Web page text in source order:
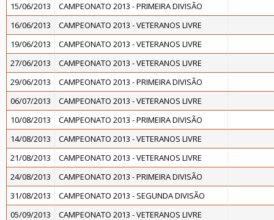
15/06/2013
CAMPEONATO 2013 - PRIMEIRA DIVISÃO
16/06/2013
CAMPEONATO 2013 - VETERANOS LIVRE
19/06/2013
CAMPEONATO 2013 - VETERANOS LIVRE
27/06/2013
CAMPEONATO 2013 - VETERANOS LIVRE
29/06/2013
CAMPEONATO 2013 - PRIMEIRA DIVISÃO
06/07/2013
CAMPEONATO 2013 - VETERANOS LIVRE
10/08/2013
CAMPEONATO 2013 - PRIMEIRA DIVISÃO
14/08/2013
CAMPEONATO 2013 - VETERANOS LIVRE
21/08/2013
CAMPEONATO 2013 - VETERANOS LIVRE
24/08/2013
CAMPEONATO 2013 - PRIMEIRA DIVISÃO
31/08/2013
CAMPEONATO 2013 - SEGUNDA DIVISÃO
05/09/2013
CAMPEONATO 2013 - VETERANOS LIVRE